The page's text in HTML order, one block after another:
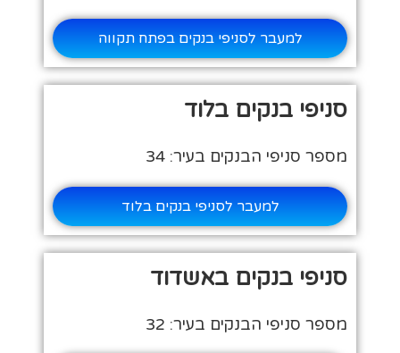
למעבר לסניפי בנקים בפתח תקווה
סניפי בנקים בלוד
מספר סניפי הבנקים בעיר: 34
למעבר לסניפי בנקים בלוד
סניפי בנקים באשדוד
מספר סניפי הבנקים בעיר: 32